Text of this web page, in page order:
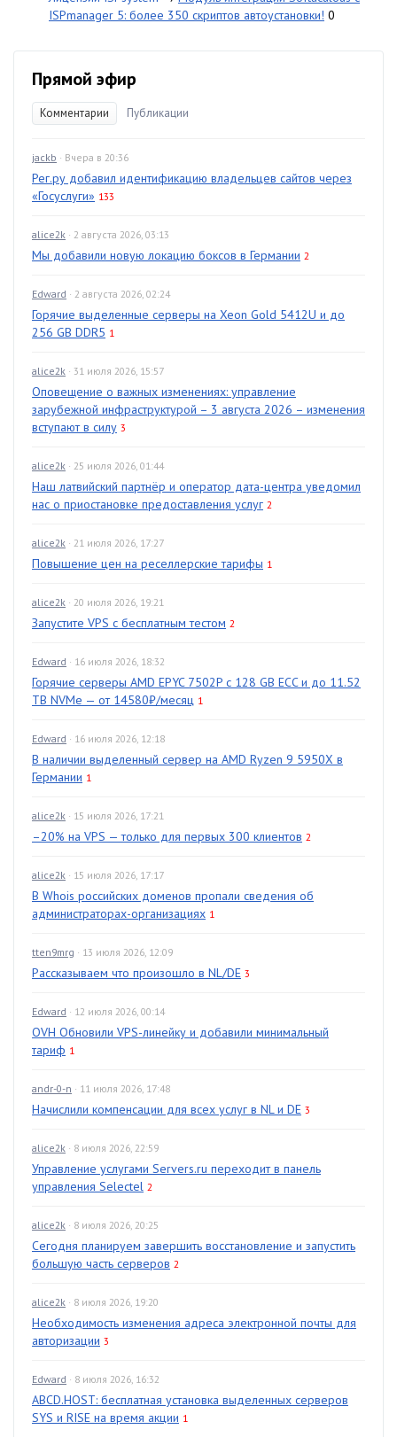
ISPmanager 5: более 350 скриптов автоустановки! 0
Прямой эфир
Комментарии Публикации
jackb · Вчера в 20:36
Рег.ру добавил идентификацию владельцев сайтов через
«Госуслуги» 133
alice2k · 2 августа 2026, 03:13
Мы добавили новую локацию боксов в Германии 2
Edward · 2 августа 2026, 02:24
Горячие выделенные серверы на Xeon Gold 5412U и до
256 GB DDR5 1
alice2k · 31 июля 2026, 15:57
Оповещение о важных изменениях: управление
зарубежной инфраструктурой – 3 августа 2026 – изменения
вступают в силу 3
alice2k · 25 июля 2026, 01:44
Наш латвийский партнёр и оператор дата-центра уведомил
нас о приостановке предоставления услуг 2
alice2k · 21 июля 2026, 17:27
Повышение цен на реселлерские тарифы 1
alice2k · 20 июля 2026, 19:21
Запустите VPS с бесплатным тестом 2
Edward · 16 июля 2026, 18:32
Горячие серверы AMD EPYC 7502P с 128 GB ECC и до 11.52
TB NVMe — от 14580₽/месяц 1
Edward · 16 июля 2026, 12:18
В наличии выделенный сервер на AMD Ryzen 9 5950X в
Германии 1
alice2k · 15 июля 2026, 17:21
–20% на VPS — только для первых 300 клиентов 2
alice2k · 15 июля 2026, 17:17
В Whois российских доменов пропали сведения об
администраторах-организациях 1
tten9mrg · 13 июля 2026, 12:09
Рассказываем что произошло в NL/DE 3
Edward · 12 июля 2026, 00:14
OVH Обновили VPS-линейку и добавили минимальный
тариф 1
andr-0-n · 11 июля 2026, 17:48
Начислили компенсации для всех услуг в NL и DE 3
alice2k · 8 июля 2026, 22:59
Управление услугами Servers.ru переходит в панель
управления Selectel 2
alice2k · 8 июля 2026, 20:25
Сегодня планируем завершить восстановление и запустить
большую часть серверов 2
alice2k · 8 июля 2026, 19:20
Необходимость изменения адреса электронной почты для
авторизации 3
Edward · 8 июля 2026, 16:32
ABCD.HOST: бесплатная установка выделенных серверов
SYS и RISE на время акции 1